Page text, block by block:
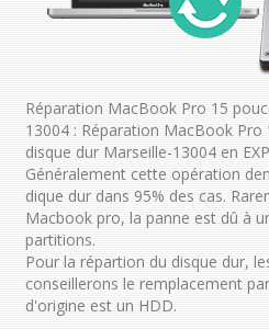
Réparation MacBook Pro 15
13004 : Réparation MacBook Pro
disque dur Marseille-13004 en
Généralement cette opération
dique dur dans 95% des cas.
Macbook pro, la panne est dû à
partitions.
Pour la répartion du disque dur,
conseillerons le remplacement
d'origine est un HDD.